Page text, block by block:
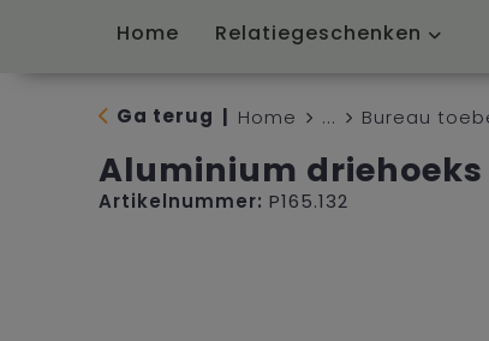
Home Relatiegeschenken
Ga terug Home ... Bureau
Aluminium
Artikelnummer: P165.132